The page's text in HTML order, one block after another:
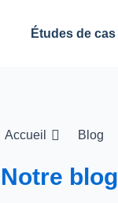
Études de cas
Accueil Blog
Notre blog